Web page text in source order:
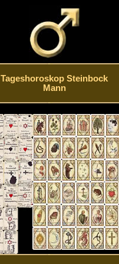
Tageshoroskop Steinbock
Mann